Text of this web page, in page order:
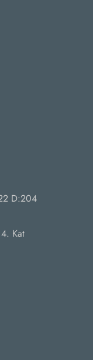
D:204
Kat